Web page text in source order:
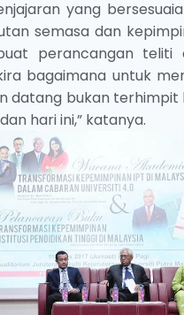
yang
semasa dan
perancangan teliti
bagaimana untuk
datang bukan terhimpit
hari ini,” katanya.